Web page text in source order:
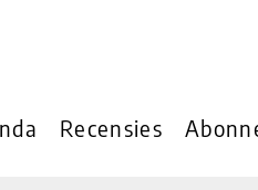
Recensies